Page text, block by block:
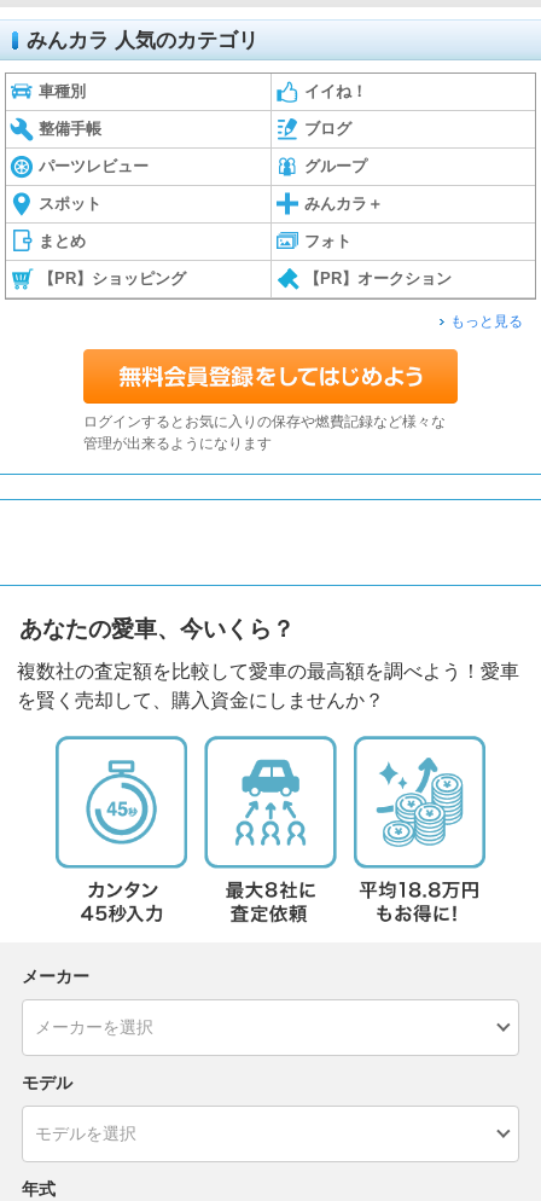
みんカラ 人気のカテゴリ
車種別 イイね！
整備手帳 ブログ
パーツレビュー グループ
スポット みんカラ＋
まとめ フォト
【PR】ショッピング 【PR】オークション
もっと見る
ログインするとお気に入りの保存や燃費記録など様々な
管理が出来るようになります
あなたの愛車、今いくら？
複数社の査定額を比較して愛車の最高額を調べよう！愛車
を賢く売却して、購入資金にしませんか？
メーカー
モデル
年式